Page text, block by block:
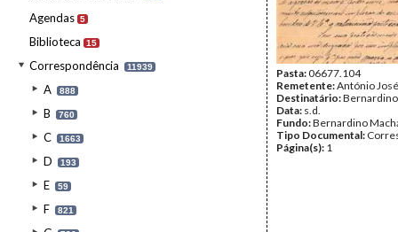
Agendas 5
Biblioteca 15
Correspondência 11939
A 888
B 760
C 1663
D 193
E 59
F 821
Pasta:06677.104
Remetente:António
Destinatário:
Data: s.d.
Fundo:Bernardino
Tipo Documental:
Página(s): 1